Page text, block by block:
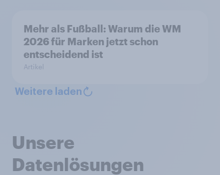
Mehr als Fußball: Warum die WM
2026 für Marken jetzt schon
entscheidend ist
Artikel
Weitere laden
Unsere
Datenlösungen